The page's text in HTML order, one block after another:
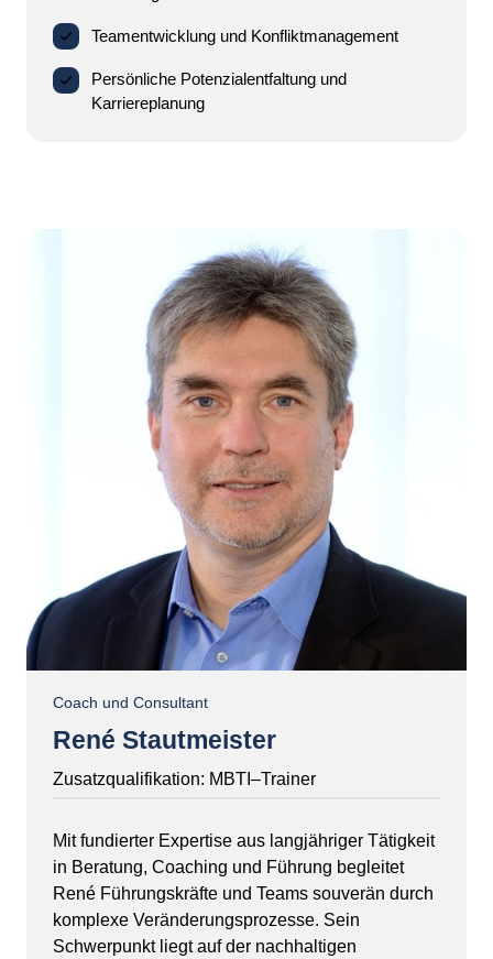
Teamentwicklung und Konfliktmanagement
Persönliche Potenzialentfaltung und
Karriereplanung
Coach und Consultant
René Stautmeister
Zusatzqualifikation: MBTI‒Trainer
Mit fundierter Expertise aus langjähriger
Tätigkeit
in Beratung, Coaching und Führung
begleitet
René Führungskräfte und Teams souverän
komplexe Veränderungsprozesse.
Schwerpunkt liegt auf der